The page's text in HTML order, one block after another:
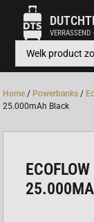
VERRASSEND
Home / Powerbanks /
25.000mAh Black